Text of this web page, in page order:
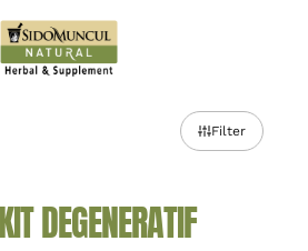
Filter
DEGENERATIF